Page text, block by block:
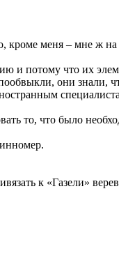
кроме меня – мне ж
и потому что их
они знали,
то, что было
к «Газели»